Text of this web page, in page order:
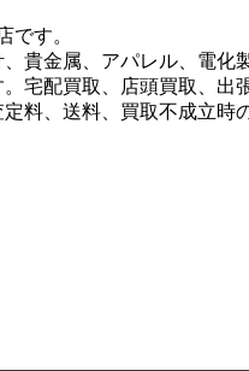
です。
貴金属、アパレル、電化
宅配買取、店頭買取、出
料、送料、買取不成立時